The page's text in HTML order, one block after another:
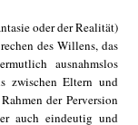
oder der Realität)
des Willens, das
ausnahmslos
zwischen Eltern und
der Perversion
auch eindeutig und